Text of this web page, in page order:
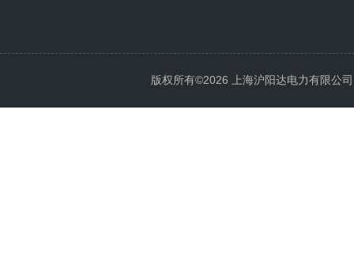
版权所有©2026 上海沪阳达电力有限公